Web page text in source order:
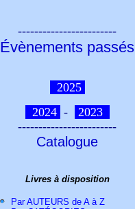
------------------------
Évènements passés
2025
2024 -
2023
------------------------
Catalogue
Livres à disposition
Par AUTEURS de A à Z